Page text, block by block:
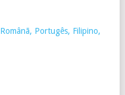
Românã, Portugês, Filipino,